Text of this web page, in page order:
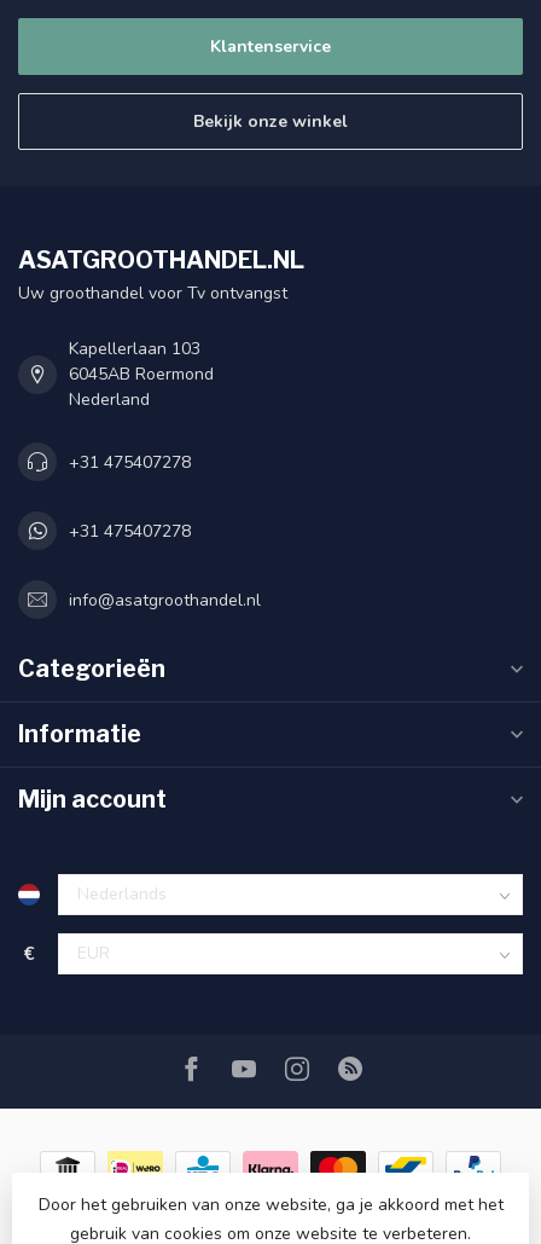
Klantenservice
Bekijk onze winkel
ASATGROOTHANDEL.NL
Uw groothandel voor Tv ontvangst
Kapellerlaan 103
6045AB Roermond
Nederland
+31 475407278
+31 475407278
info@asatgroothandel.nl
Categorieën
Informatie
Mijn account
€
Door het gebruiken van onze website, ga je akkoord met het
gebruik van cookies om onze website te verbeteren.